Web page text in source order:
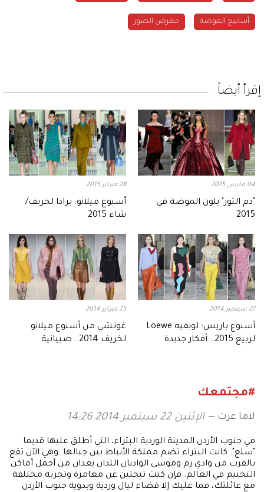
أسابيع الموضة معرض الصور
إقرأ أيضاً
04 مارس 2015
"دم الثور" يلون الموضة في
2015
28 فبراير 2015
أسبوع ميلانو: برادا لخريف/
شاء 2015
27 سبتمبر 2014
أسبوع باريس: لويفيه Loewe
لربيع 2015.. أفكار جديدة
25 فبراير 2014
غوتشي من أسبوع ميلانو
لخريف 2014.. صبيانية
#مجتمعك
لاما عزت الإثنين 22 سبتمبر 2014 14:26
في جنوب الأردن المدينة الوردية البتراء، التي أطلق عليها قديما
"سلع". كانت البتراء تضم مملكة الأنباط بين جبالها. وهي الآن تقع
بالقرب من وادي رم وموسى الواديان اللذان يعدان من أجمل أماكن
التخييم في العالم. فإن كنت تبحثين عن مغامرة وتجربة مختلفة
مع عائلتك، فما عليك إلا قضاء ليال وردية وبدوية جنوب الأردن